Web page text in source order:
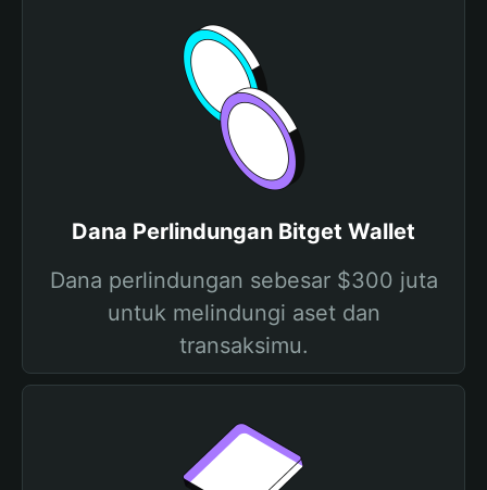
Dana Perlindungan Bitget Wallet
Dana perlindungan sebesar $300 juta
untuk melindungi aset dan
transaksimu.